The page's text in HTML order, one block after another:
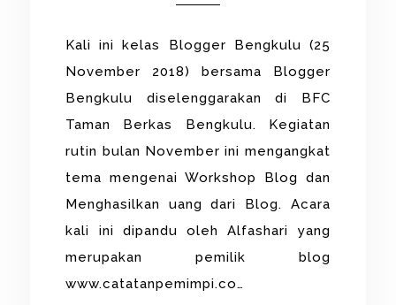
Kali ini kelas Blogger Bengkulu (25
November 2018) bersama Blogger
Bengkulu diselenggarakan di BFC
Taman Berkas Bengkulu. Kegiatan
rutin bulan November ini mengangkat
tema mengenai Workshop Blog dan
Menghasilkan uang dari Blog. Acara
kali ini dipandu oleh Alfashari yang
merupakan pemilik blog
www.catatanpemimpi.co…